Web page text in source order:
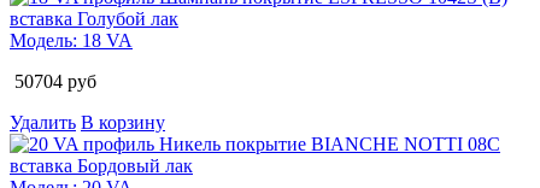
Модель: 18 VA
50704 руб
Удалить В корзину